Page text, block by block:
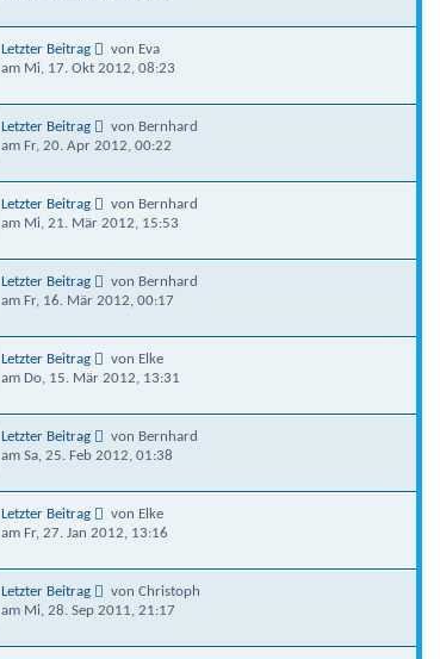
Letzter Beitrag
von Eva
am Mi, 17. Okt 2012, 08:23
Letzter Beitrag
von Bernhard
am Fr, 20. Apr 2012, 00:22
Letzter Beitrag
von Bernhard
am Mi, 21. Mär 2012, 15:53
Letzter Beitrag
von Bernhard
am Fr, 16. Mär 2012, 00:17
Letzter Beitrag
von Elke
am Do, 15. Mär 2012, 13:31
Letzter Beitrag
von Bernhard
am Sa, 25. Feb 2012, 01:38
Letzter Beitrag
von Elke
am Fr, 27. Jan 2012, 13:16
Letzter Beitrag
von Christoph
am Mi, 28. Sep 2011, 21:17